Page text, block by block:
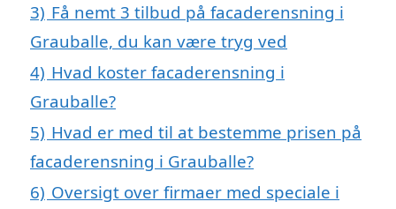
3) Få nemt 3 tilbud på facaderensning i
Grauballe, du kan være tryg ved
4) Hvad koster facaderensning i
Grauballe?
5) Hvad er med til at bestemme prisen på
facaderensning i Grauballe?
6) Oversigt over firmaer med speciale i